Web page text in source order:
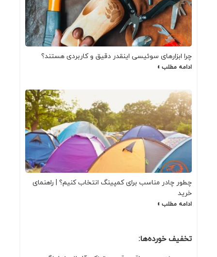
چرا ابزارهای سوئیسی اینقدر دقیق و کاربردی هستند؟
ادامه مطلب »
چطور چادر مناسب برای کمپینگ انتخاب کنیم؟ | راهنمای
خرید
ادامه مطلب »
تخفیف خورده‌ها: